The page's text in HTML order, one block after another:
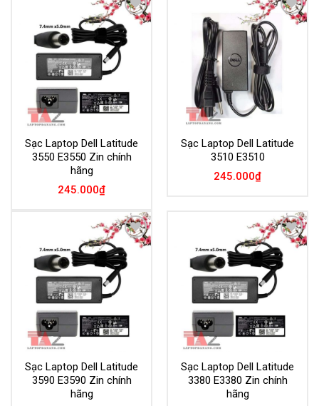
Add to
Wishlist
Sạc Laptop Dell Latitude
3550 E3550 Zin chính
hãng
245.000₫
Add to
Wishlist
Sạc Laptop Dell Latitude
3510 E3510
245.000₫
Add to
Wishlist
Sạc Laptop Dell Latitude
3590 E3590 Zin chính
hãng
Add to
Wishlist
Sạc Laptop Dell Latitude
3380 E3380 Zin chính
hãng